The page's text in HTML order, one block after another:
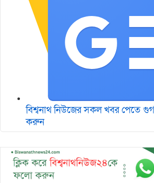
বিশ্বনাথ নিউজের সকল খবর পেতে
করুন